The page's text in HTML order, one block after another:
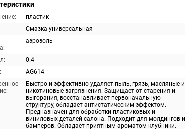
пластик
Смазка универсальная
аэрозоль
0.4
AG614
Быстро и эффективно удаляет пыль, грязь, масляные и
никотиновые загрязнения. Защищает от старения и
выгорания, восстанавливает первоначальную
структуру, обладает антистатическим эффектом.
Предназначен для обработки пластиковых и
виниловых деталей салона. Подходит для молдингов и
бамперов. Обладает приятным ароматом клубники.